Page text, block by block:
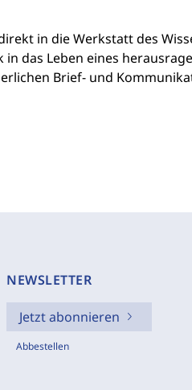
in die Werkstatt des
das Leben eines
Brief- und
NEWSLETTER
Jetzt abonnieren
Abbestellen